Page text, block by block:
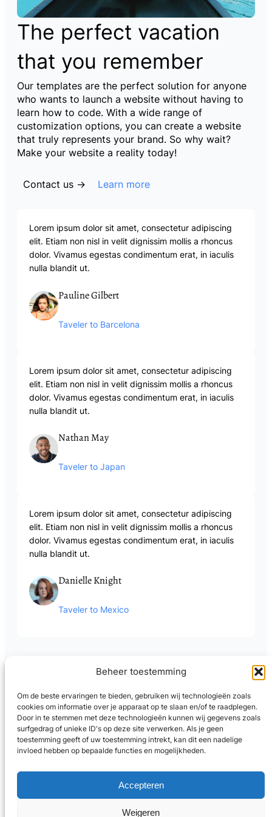
Beheer toestemming
Om de beste ervaringen te bieden, gebruiken wij technologieën zoals
cookies om informatie over je apparaat op te slaan en/of te raadplegen.
Door in te stemmen met deze technologieën kunnen wij gegevens zoals
surfgedrag of unieke ID's op deze site verwerken. Als je geen
toestemming geeft of uw toestemming intrekt, kan dit een nadelige
invloed hebben op bepaalde functies en mogelijkheden.
Accepteren
Weigeren
The perfect vacation
that you remember
Our templates are the perfect solution for anyone
who wants to launch a website without having to
learn how to code. With a wide range of
customization options, you can create a website
that truly represents your brand. So why wait?
Make your website a reality today!
Contact us → Learn more
Lorem ipsum dolor sit amet, consectetur adipiscing
elit. Etiam non nisl in velit dignissim mollis a rhoncus
dolor. Vivamus egestas condimentum erat, in iaculis
nulla blandit ut.
Pauline Gilbert
Taveler to Barcelona
Lorem ipsum dolor sit amet, consectetur adipiscing
elit. Etiam non nisl in velit dignissim mollis a rhoncus
dolor. Vivamus egestas condimentum erat, in iaculis
nulla blandit ut.
Nathan May
Taveler to Japan
Lorem ipsum dolor sit amet, consectetur adipiscing
elit. Etiam non nisl in velit dignissim mollis a rhoncus
dolor. Vivamus egestas condimentum erat, in iaculis
nulla blandit ut.
Danielle Knight
Taveler to Mexico
LinkedIn
privacybeleid
contact ->